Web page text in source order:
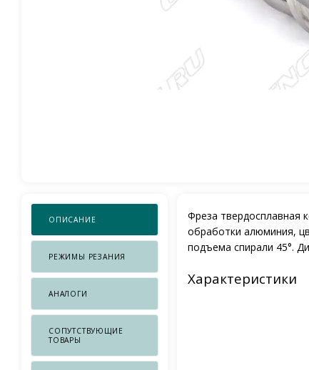
ОПИСАНИЕ
РЕЖИМЫ РЕЗАНИЯ
АНАЛОГИ
СОПУТСТВУЮЩИЕ
ТОВАРЫ
Фреза твердосплавная
обработки алюминия,
подъема спирали 45°.
Характеристики